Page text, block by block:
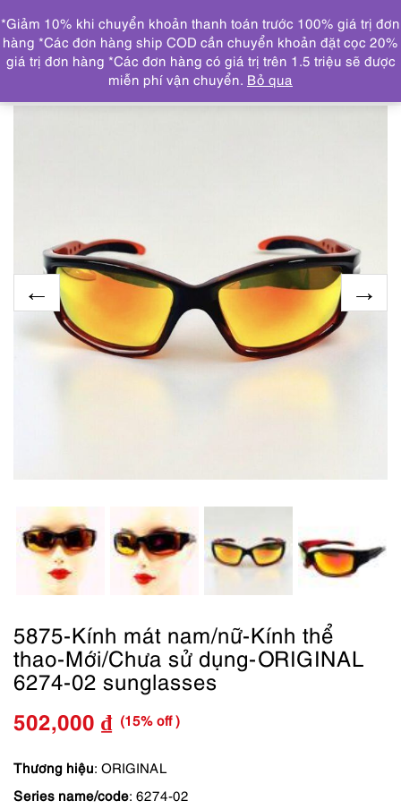
DANH MỤC
Trang chủ KÍNH MẮT
5875-Kính mát nam/nữ-Kính thể
thao-Mới/Chưa sử dụng-ORIGINAL 6274-02 sunglasses
5875-Kính mát nam/nữ-Kính thể
thao-Mới/Chưa sử dụng-ORIGINAL
6274-02 sunglasses
Giá
gốc
là:
502,000 ₫
Giá
hiện
tại
(15% off )
Thương hiệu: ORIGINAL
Series name/code: 6274-02
*Giảm 10% khi chuyển khoản thanh toán trước 100% giá trị đơn
hàng *Các đơn hàng ship COD cần chuyển khoản đặt cọc 20%
giá trị đơn hàng *Các đơn hàng có giá trị trên 1.5 triệu sẽ được
miễn phí vận chuyển. Bỏ qua